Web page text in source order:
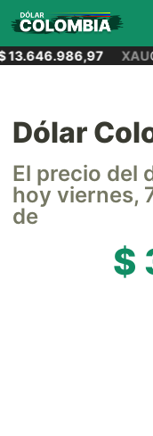
XAU
Dólar
El precio del
hoy viernes,
de
$